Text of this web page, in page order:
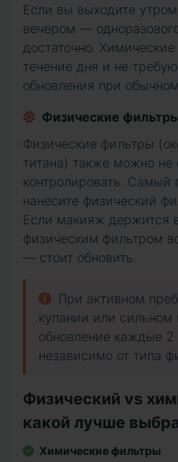
Если вы выходите
вечером —
достаточно.
течение дня и не
обновления при
Физические
Физические фильтры
титана) также можно
контролировать. Самый
нанесите физический
Если макияж держится
физическим фильтром
— стоит обновить.
При активном
купании или сильном
обновление каждые 2
независимо от типа
Физический vs
какой лучше
Химические фильтры